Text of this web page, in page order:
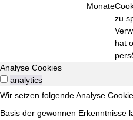
Monate
zu
hat
Analyse Cookies
analytics
Wir setzen folgende Analyse
Basis der gewonnen Erkenntnisse